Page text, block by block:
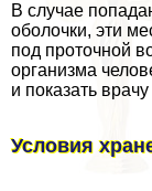
В случае
оболочки, эти
под проточной
организма
и показать
Условия